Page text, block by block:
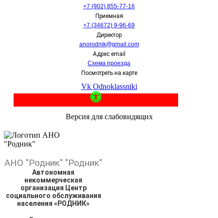
+7 (902) 855-77-16
Приемная
+7 (34672) 9-96-69
Директор
anorodnik@gmail.com
Адрес email
Схема проезда
Посмотреть на карте
Vk Odnoklassniki
Версия для слабовидящих
АНО "Родник" "Родник"
Автономная
некоммерческая
организация Центр
социального обслуживания
населения «РОДНИК»